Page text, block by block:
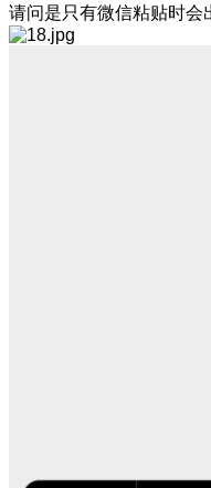
请问是只有微信粘贴时会